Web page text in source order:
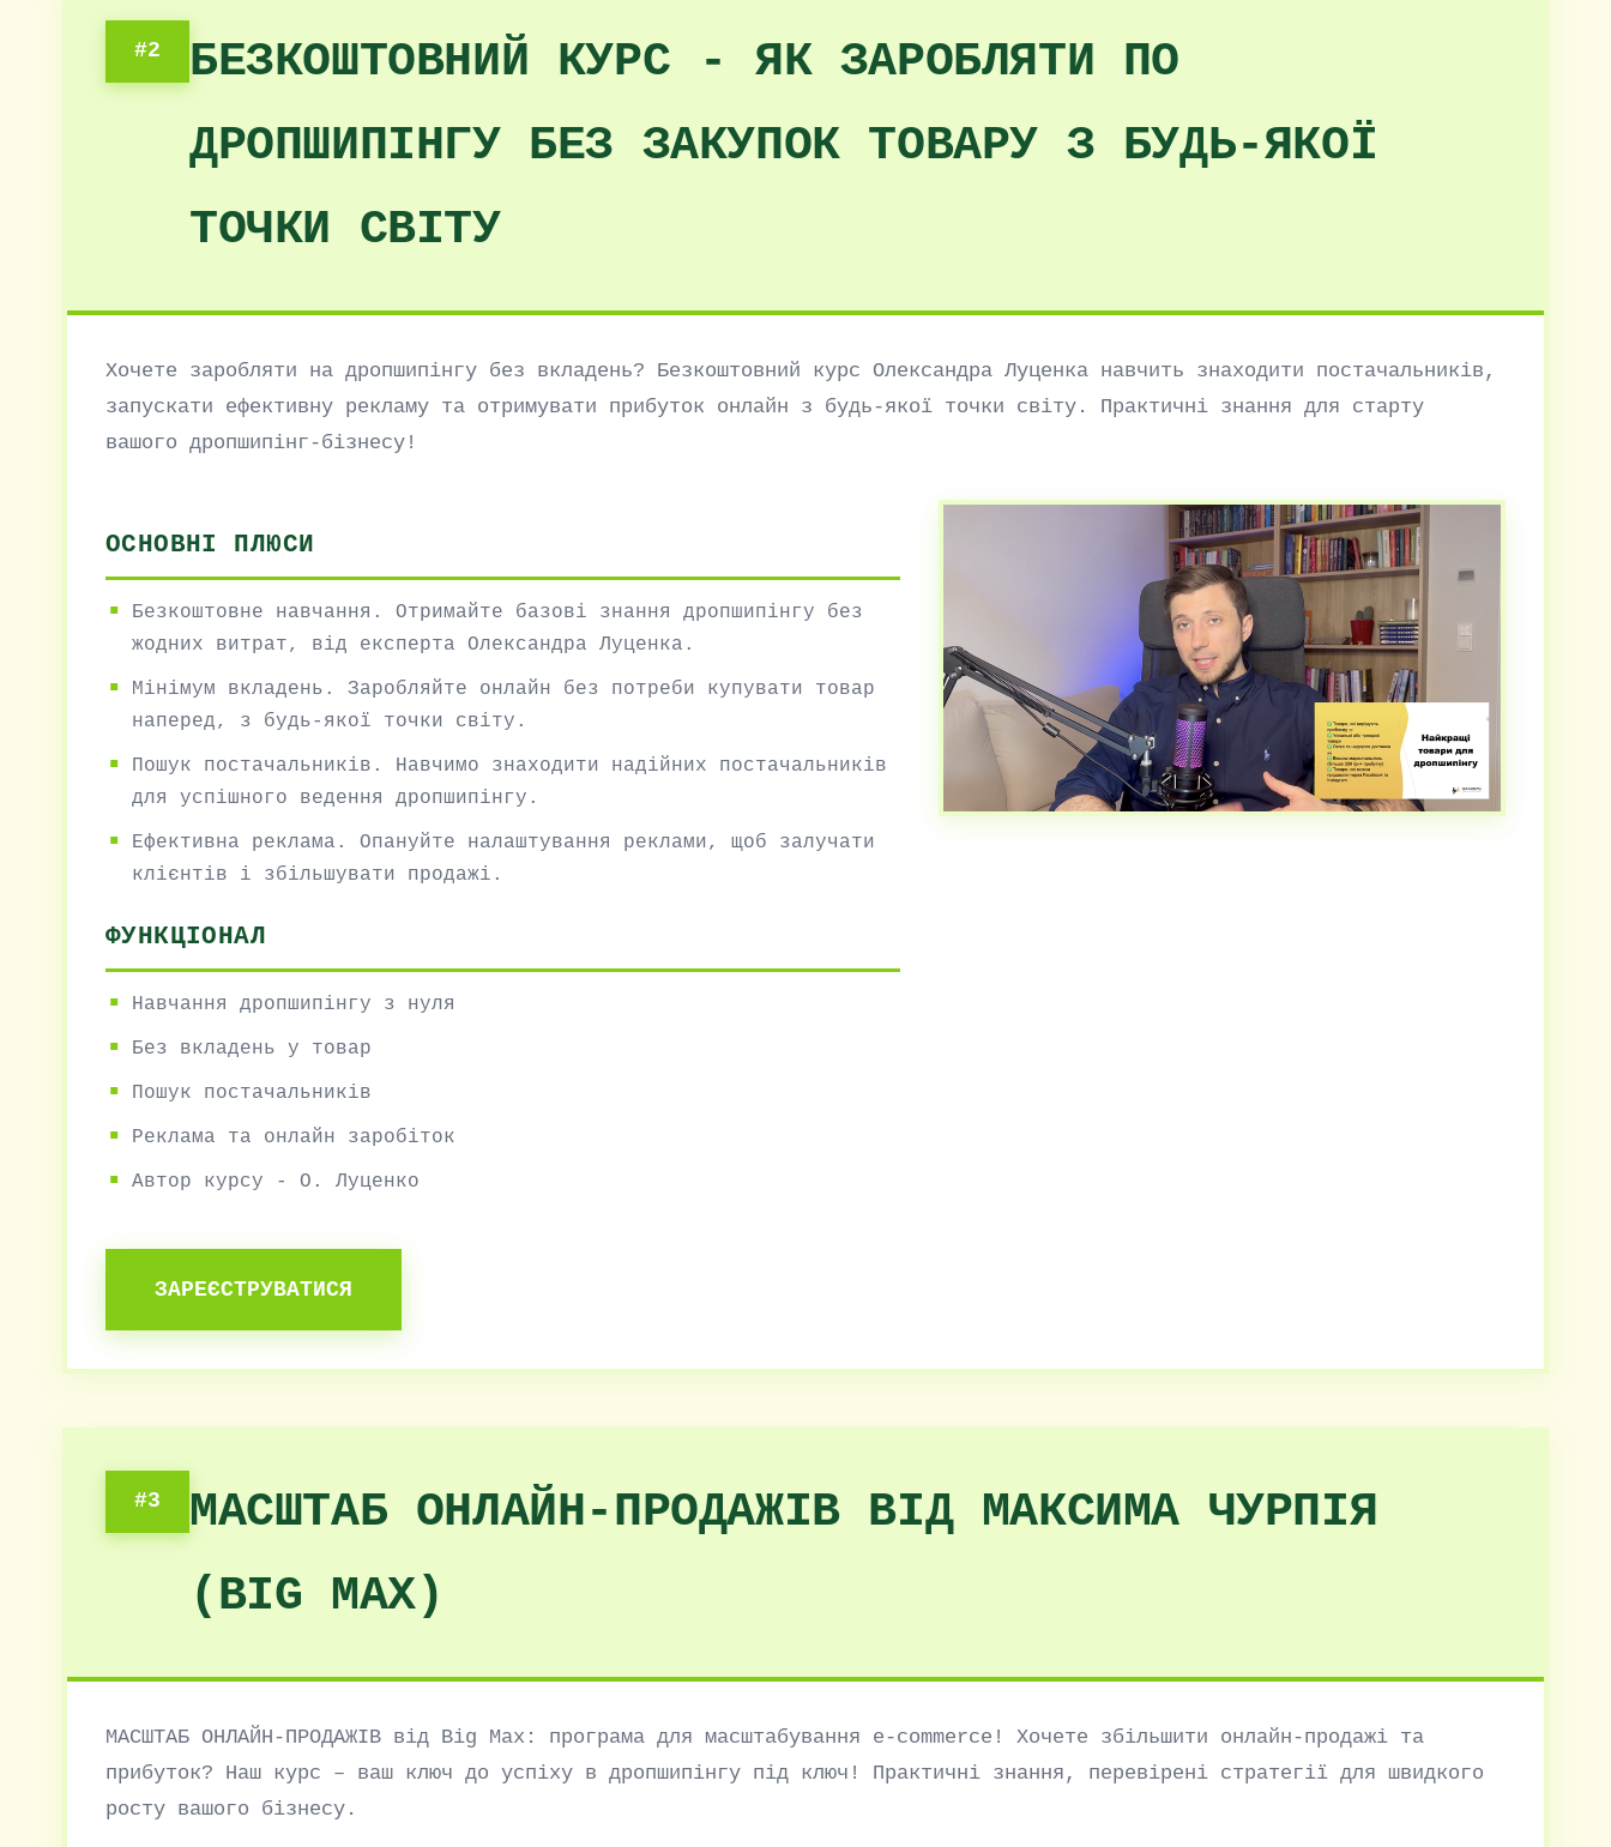
#2
БЕЗКОШТОВНИЙ КУРС - ЯК ЗАРОБЛЯТИ ПО
ДРОПШИПІНГУ БЕЗ ЗАКУПОК ТОВАРУ З БУДЬ-ЯКОЇ
ТОЧКИ СВІТУ
Хочете заробляти на дропшипінгу без вкладень? Безкоштовний курс Олександра Луценка навчить знаходити постачальників,
запускати ефективну рекламу та отримувати прибуток онлайн з будь-якої точки світу. Практичні знання для старту
вашого дропшипінг-бізнесу!
ОСНОВНІ ПЛЮСИ
Безкоштовне навчання. Отримайте базові знання дропшипінгу без
жодних витрат, від експерта Олександра Луценка.
Мінімум вкладень. Заробляйте онлайн без потреби купувати товар
наперед, з будь-якої точки світу.
Пошук постачальників. Навчимо знаходити надійних постачальників
для успішного ведення дропшипінгу.
Ефективна реклама. Опануйте налаштування реклами, щоб залучати
клієнтів і збільшувати продажі.
ФУНКЦІОНАЛ
Навчання дропшипінгу з нуля
Без вкладень у товар
Пошук постачальників
Реклама та онлайн заробіток
Автор курсу - О. Луценко
ЗАРЕЄСТРУВАТИСЯ
#3
МАСШТАБ ОНЛАЙН-ПРОДАЖІВ ВІД МАКСИМА ЧУРПІЯ
(BIG MAX)
МАСШТАБ ОНЛАЙН-ПРОДАЖІВ від Big Max: програма для масштабування e-commerce! Хочете збільшити онлайн-продажі та
прибуток? Наш курс – ваш ключ до успіху в дропшипінгу під ключ! Практичні знання, перевірені стратегії для швидкого
росту вашого бізнесу.